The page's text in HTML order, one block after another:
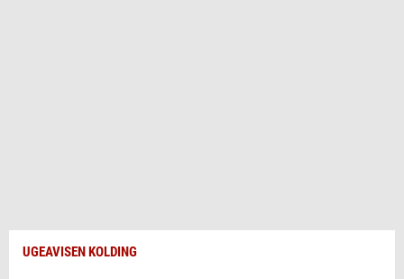
UGEAVISEN KOLDING